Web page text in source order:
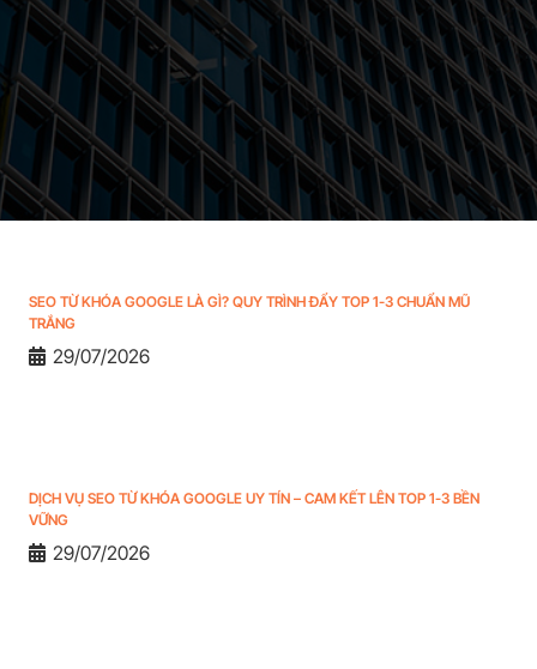
SEO TỪ KHÓA GOOGLE LÀ GÌ? QUY TRÌNH ĐẨY TOP 1-3 CHUẨN MŨ
TRẮNG
29/07/2026
DỊCH VỤ SEO TỪ KHÓA GOOGLE UY TÍN – CAM KẾT LÊN TOP 1-3 BỀN
VỮNG
29/07/2026